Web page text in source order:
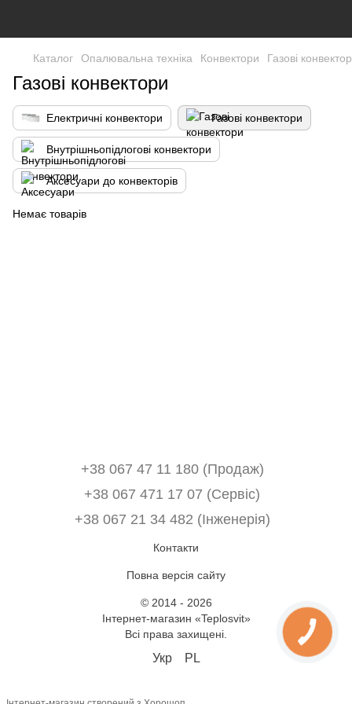
Каталог Опалювальна техніка Конвектори Газові
Газові конвектори
Електричні конвектори Газові конвектори
Внутрішньопідлогові конвектори
Аксесуари до конвекторів
Немає товарів
+38 067 47 11 180 (Продаж)
+38 067 471 17 07 (Сервіс)
‎+38 067 21 34 482 (Інженерія)
Контакти
Повна версія сайту
© 2014 - 2026
Інтернет-магазин «Teplosvit»
Всі права захищені.
Укр PL